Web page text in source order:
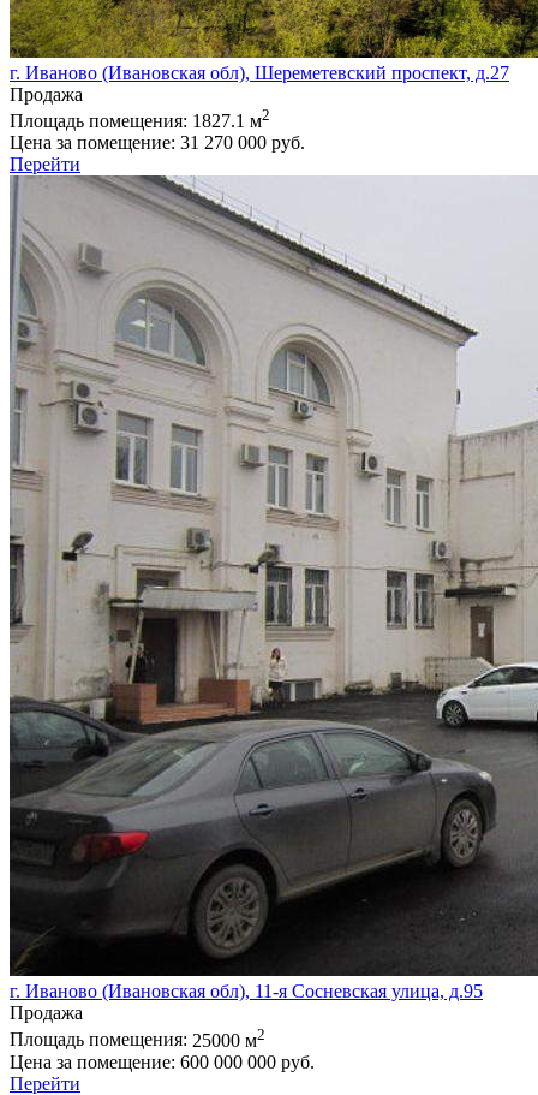
г. Иваново (Ивановская обл), Шереметевский проспект, д.27
Продажа
Площадь помещения: 1827.1 м2
Цена за помещение: 31 270 000 руб.
Перейти
г. Иваново (Ивановская обл), 11-я Сосневская улица, д.95
Продажа
Площадь помещения: 25000 м2
Цена за помещение: 600 000 000 руб.
Перейти